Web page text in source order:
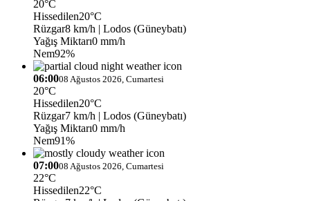
20°C
Hissedilen20°C
Rüzgar8 km/h | Lodos (Güneybatı)
Yağış Miktarı0 mm/h
Nem92%
06:0008 Ağustos 2026, Cumartesi
20°C
Hissedilen20°C
Rüzgar7 km/h | Lodos (Güneybatı)
Yağış Miktarı0 mm/h
Nem91%
07:0008 Ağustos 2026, Cumartesi
22°C
Hissedilen22°C